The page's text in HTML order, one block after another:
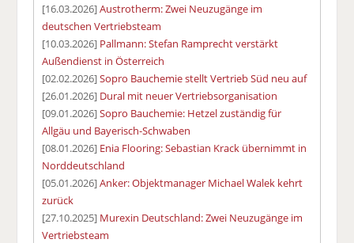
[16.03.2026]Austrotherm: Zwei Neuzugänge im
deutschen Vertriebsteam
[10.03.2026] Pallmann: Stefan Ramprecht verstärkt
Außendienst in Österreich
[02.02.2026]Sopro Bauchemie stellt Vertrieb Süd neu auf
[26.01.2026] Dural mit neuer Vertriebsorganisation
[09.01.2026]Sopro Bauchemie: Hetzel zuständig für
Allgäu und Bayerisch-Schwaben
[08.01.2026] Enia Flooring: Sebastian Krack übernimmt in
Norddeutschland
[05.01.2026]Anker: Objektmanager Michael Walek kehrt
zurück
[27.10.2025] Murexin Deutschland: Zwei Neuzugänge im
Vertriebsteam